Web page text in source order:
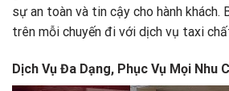
sự an toàn và tin cậy cho hành khách.
trên mỗi chuyến đi với dịch vụ taxi
Dịch Vụ Đa Dạng, Phục Vụ Mọi Nhu